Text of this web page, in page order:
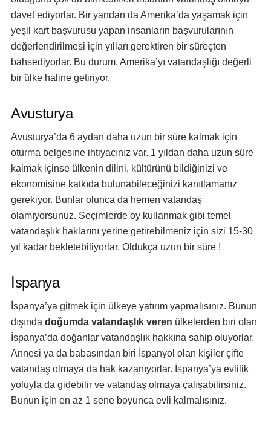
davet ediyorlar. Bir yandan da Amerika’da yaşamak için
yeşil kart başvurusu yapan insanların başvurularının
değerlendirilmesi için yılları gerektiren bir süreçten
bahsediyorlar. Bu durum, Amerika’yı vatandaşlığı değerli
bir ülke haline getiriyor.
Avusturya
Avusturya’da 6 aydan daha uzun bir süre kalmak için
oturma belgesine ihtiyacınız var. 1 yıldan daha uzun süre
kalmak içinse ülkenin dilini, kültürünü bildiğinizi ve
ekonomisine katkıda bulunabileceğinizi kanıtlamanız
gerekiyor. Bunlar olunca da hemen vatandaş
olamıyorsunuz. Seçimlerde oy kullanmak gibi temel
vatandaşlık haklarını yerine getirebilmeniz için sizi 15-30
yıl kadar bekletebiliyorlar. Oldukça uzun bir süre !
İspanya
İspanya’ya gitmek için ülkeye yatırım yapmalısınız. Bunun
dışında doğumda vatandaşlık veren ülkelerden biri olan
İspanya’da doğanlar vatandaşlık hakkına sahip oluyorlar.
Annesi ya da babasından biri İspanyol olan kişiler çifte
vatandaş olmaya da hak kazanıyorlar. İspanya’ya evlilik
yoluyla da gidebilir ve vatandaş olmaya çalışabilirsiniz.
Bunun için en az 1 sene boyunca evli kalmalısınız.